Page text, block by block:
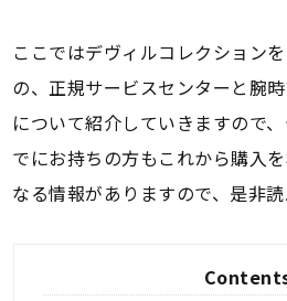
ここではデヴィルコレクション
の、正規サービスセンターと腕
について紹介していきますので
でにお持ちの方もこれから購入
なる情報がありますので、是非読